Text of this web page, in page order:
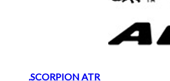
.SCORPION ATR